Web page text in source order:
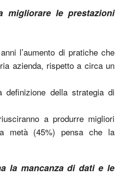
migliorare le prestazioni
l’aumento di pratiche che
azienda, rispetto a circa un
della strategia di
a produrre migliori
metà (45%) pensa che la
la mancanza di dati e le